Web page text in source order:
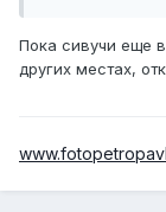
Пока сивучи еще
других местах,